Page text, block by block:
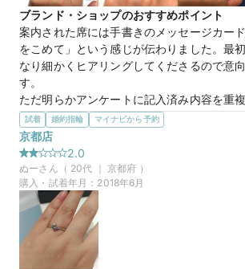
この店舗のおすすめ特典情報
【４℃ BRIDAL】マイナビウエディングから
プレゼント
ブランド・ショップのおすすめポイント
案内された席には手書きのメッセージカー
をこめて」という感じが伝わりました。最
なり細かくヒアリングしてくださるので意
す。
ただ明らかアンケートに記入済み内容を重
り、リングサイズや必要日を明確に記入し
後リングが決まったあとに間に合わないこ
かなり残念でした。
シンプルなデザインが多く、王道がお好き
思います。
既製品でサイズが合えば持ち帰りもできる
ということを気にされない方にはいいと思い
ダイヤのお値段がリングのお値段になると
りやすく、良いと思いました。
試着 婚約指輪 マイナビから予約
京都店
2.0
ぬーさん（ 20代 ｜京都府 ）
購入・試着年月： 2018年6月